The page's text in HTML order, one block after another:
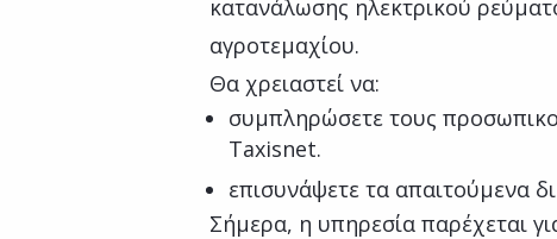
κατανάλωσης ηλεκτρικού
αγροτεμαχίου.
Θα χρειαστεί να:
συμπληρώσετε τους
Taxisnet.
επισυνάψετε τα απαιτούμενα
Σήμερα, η υπηρεσία παρέχεται